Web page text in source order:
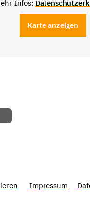
Infos:
Karte anzeigen
Impressum